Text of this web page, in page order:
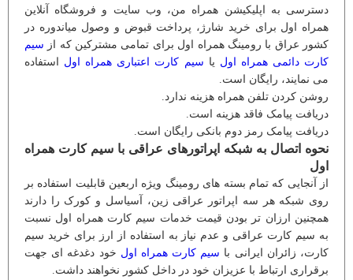
دسترسی به اپلیکیشن همراه من، وب سایت و فروشگاه آنلاین
همراه اول برای خرید شارژ، پرداخت قبوض و وصول میاندوره در
کشور عراق با رومینگ همراه اول برای تمامی مشترکین که از سیم
کارت دائمی همراه اول یا سیم کارت اعتباری همراه اول استفاده
می نمایند، رایگان است.
روشن کردن تلفن همراه هزینه ندارد.
دریافت پیامک فاقد هزینه است.
دریافت پیامک رمز دوم بانکی رایگان است.
نحوه اتصال به شبکه اپراتورهای عراقی با سیم کارت همراه
اول
از آنجایی که تمام بسته های رومینگ ویژه اربعین قابلیت استفاده بر
روی شبکه هر سه اپراتور عراقی زین، آسیاسل و کورک را دارند
همچنین ارزان تر بودن قیمت خدمات سیم کارت همراه اول نسبت
به سیم کارت عراقی و عدم نیاز به استفاده از ارز برای خرید سیم
کارت، زائران ایرانی با سیم کارت همراه اول خود دغدغه ای جهت
برقراری ارتباط با عزیزان خود در داخل کشور نخواهند داشت.